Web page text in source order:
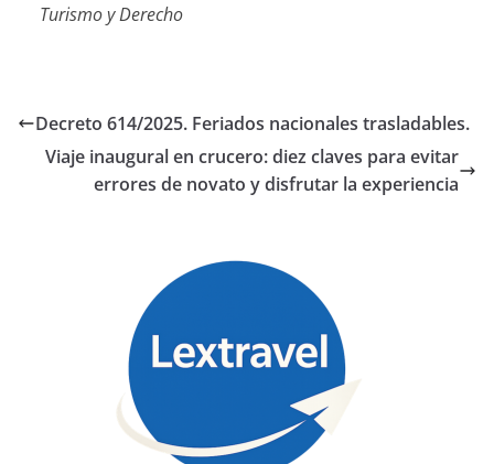
Turismo y Derecho
Decreto 614/2025. Feriados nacionales trasladables.
Viaje inaugural en crucero: diez claves para evitar
errores de novato y disfrutar la experiencia